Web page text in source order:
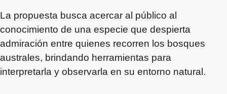
La propuesta busca acercar al público al
conocimiento de una especie que despierta
admiración entre quienes recorren los bosques
australes, brindando herramientas para
interpretarla y observarla en su entorno natural.